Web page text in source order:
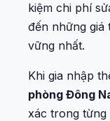
kiệm chi phí
đến những giá
vững nhất.
Khi gia nhập
phòng Đông
xác trong